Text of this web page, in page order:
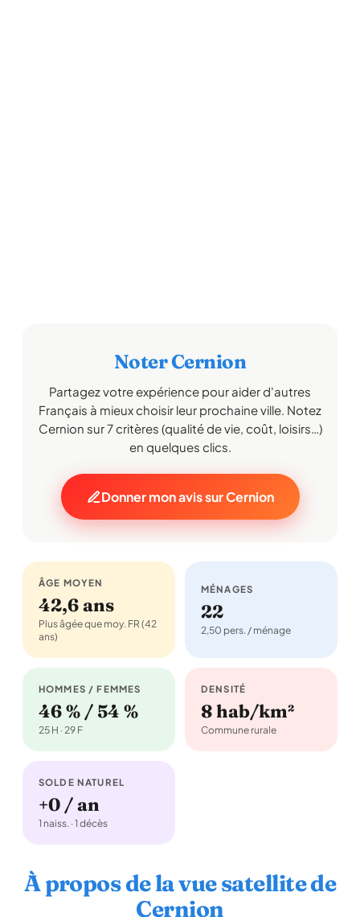
Noter Cernion
Partagez votre expérience pour aider d'autres
Français à mieux choisir leur prochaine ville. Notez
Cernion sur 7 critères (qualité de vie, coût, loisirs…)
en quelques clics.
Donner mon avis sur Cernion
ÂGE MOYEN
42,6 ans
Plus âgée que moy. FR (42
ans)
MÉNAGES
22
2,50 pers. / ménage
HOMMES / FEMMES
46 % / 54 %
25 H · 29 F
DENSITÉ
8 hab/km²
Commune rurale
SOLDE NATUREL
+0 / an
1 naiss. · 1 décès
À propos de la vue satellite de
Cernion